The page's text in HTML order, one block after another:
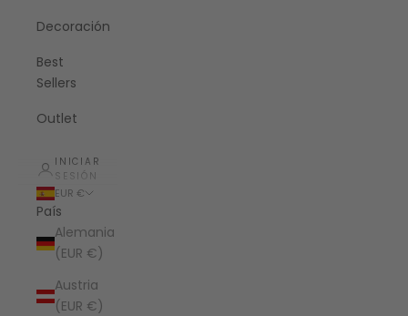
Decoración
Best
Sellers
Outlet
INICIAR
SESIÓN
EUR €
País
Alemania
(EUR €)
Austria
(EUR €)